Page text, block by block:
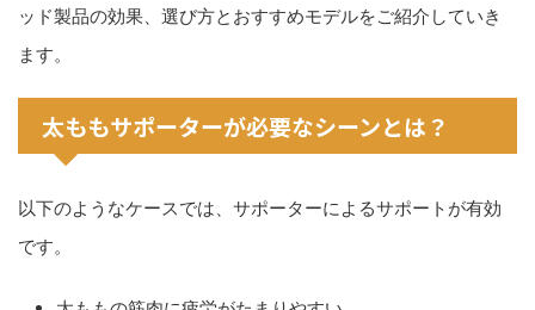
ッド製品の効果、選び方とおすすめモデルをご紹介していき
ます。
太ももサポーターが必要なシーンとは？
以下のようなケースでは、サポーターによるサポートが有効
です。